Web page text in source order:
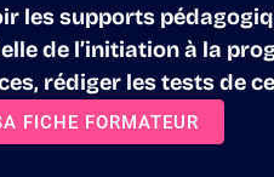
les supports
de l’initiation à la
rédiger les tests de
FICHE FORMATEUR